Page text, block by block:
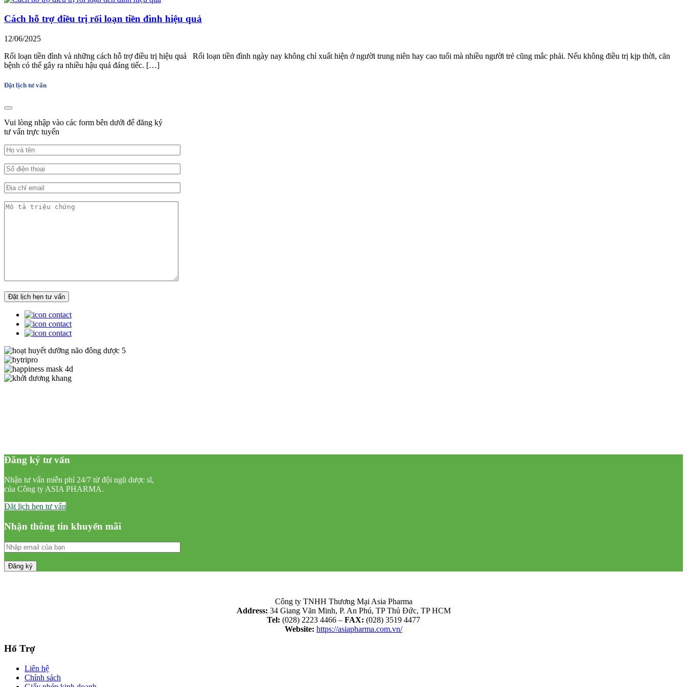
Cách hỗ trợ điều trị rối loạn tiền đình hiệu quả
12/06/2025
Rối loạn tiền đình và những cách hỗ trợ điều trị hiệu quả Rối loạn tiền đình ngày nay không chỉ xuất hiện ở người trung niên hay cao tuổi mà nhiều người trẻ cũng mắc phải. Nếu không điều trị kịp thời, căn
bệnh có thể gây ra nhiều hậu quả đáng tiếc. […]
Đặt lịch tư vấn
Vui lòng nhập vào các form bên dưới để đăng ký
tư vấn trực tuyến
Đăng ký tư vấn
Nhận tư vấn miễn phí 24/7 từ đội ngũ dược sĩ,
của Công ty ASIA PHARMA.
Đặt lịch hẹn tư vấn
Nhận thông tin khuyến mãi
Công ty TNHH Thương Mại Asia Pharma
Address: 34 Giang Văn Minh, P. An Phú, TP Thủ Đức, TP HCM
Tel: (028) 2223 4466 – FAX: (028) 3519 4477
Website: https://asiapharma.com.vn/
Hổ Trợ
Liên hệ
Chính sách